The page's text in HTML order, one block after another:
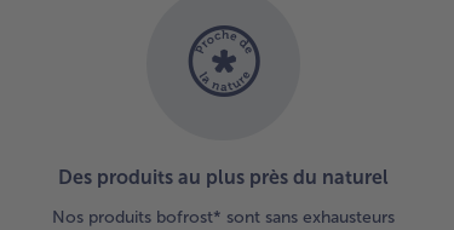
Des produits au plus près du naturel
Nos produits bofrost* sont sans exhausteurs